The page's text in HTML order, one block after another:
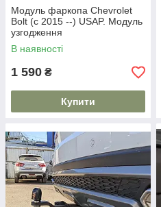
Модуль фаркопа Chevrolet
Bolt (c 2015 --) USAP. Модуль
узгодження
В наявності
1 590 ₴
Купити